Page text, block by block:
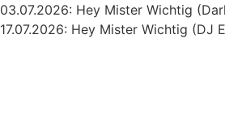
03.07.2026: Hey Mister Wichtig
17.07.2026: Hey Mister Wichtig (DJ